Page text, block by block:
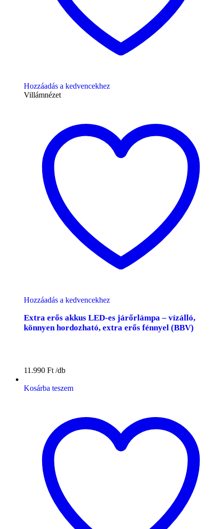
Hozzáadás a kedvencekhez
Villámnézet
Hozzáadás a kedvencekhez
Extra erős akkus LED-es járőrlámpa – vízálló,
könnyen hordozható, extra erős fénnyel (BBV)
11.990 Ft
Kosárba teszem